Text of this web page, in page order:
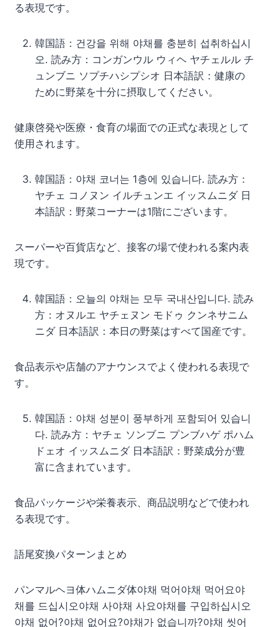
る表現です。
韓国語：건강을 위해 야채를 충분히 섭취하십시
오. 読み方：コンガンウル ウィヘ ヤチェルル チ
ュンブニ ソプチハシプシオ 日本語訳：健康の
ために野菜を十分に摂取してください。
健康啓発や医療・食育の場面での正式な表現として
使用されます。
韓国語：야채 코너는 1층에 있습니다. 読み方：
ヤチェ コノヌン イルチュンエ イッスムニダ 日
本語訳：野菜コーナーは1階にございます。
スーパーや百貨店など、接客の場で使われる案内表
現です。
韓国語：오늘의 야채는 모두 국내산입니다. 読み
方：オヌルエ ヤチェヌン モドゥ クンネサニム
ニダ 日本語訳：本日の野菜はすべて国産です。
食品表示や店舗のアナウンスでよく使われる表現で
す。
韓国語：야채 성분이 풍부하게 포함되어 있습니
다. 読み方：ヤチェ ソンブニ プンブハゲ ポハム
ドェオ イッスムニダ 日本語訳：野菜成分が豊
富に含まれています。
食品パッケージや栄養表示、商品説明などで使われ
る表現です。
語尾変換パターンまとめ
パンマルヘヨ体ハムニダ体야채 먹어야채 먹어요야
채를 드십시오야채 사야채 사요야채를 구입하십시오
야채 없어?야채 없어요?야채가 없습니까?야채 씻어